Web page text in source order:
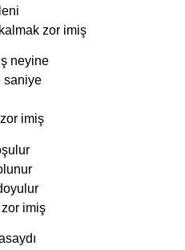
zor imiş
neyine
saniye
imiş
imiş